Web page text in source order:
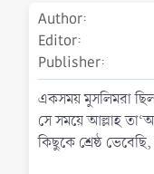
Author
Editor
Publisher
একসময় মুসলিমরা
সে সময়ে আল্লাহ
কিছুকে শ্রেষ্ঠ